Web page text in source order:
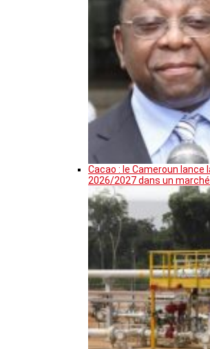
Cacao : le Cameroun lance
2026/2027 dans un